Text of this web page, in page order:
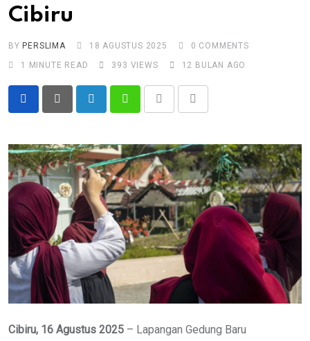
Cibiru
BY PERSLIMA 18 AGUSTUS 2025 0 COMMENTS
1 MINUTE READ
393 VIEWS 12 BULAN AGO
Email
Cibiru, 16 Agustus 2025 – Lapangan Gedung Baru